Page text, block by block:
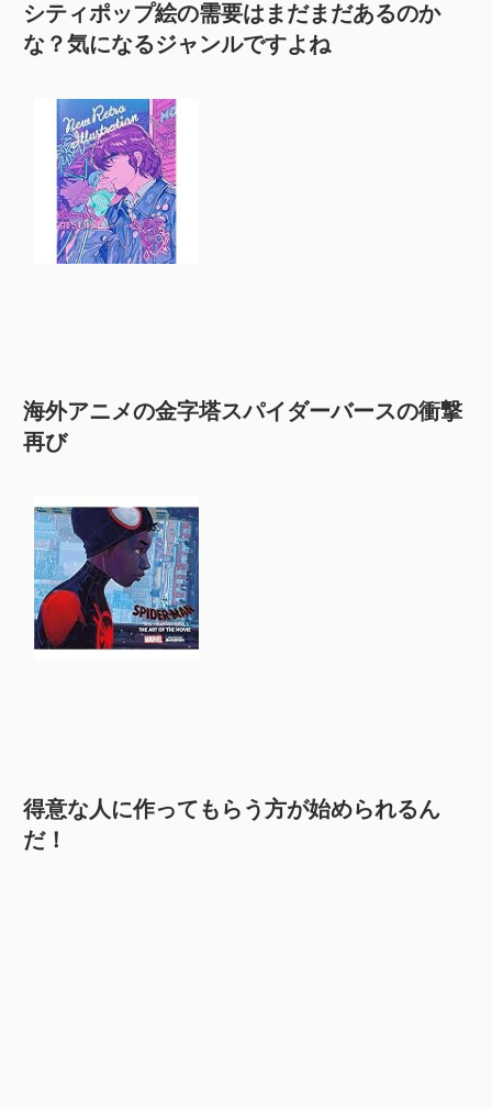
シティポップ絵の需要はまだまだあるのか
な？気になるジャンルですよね
海外アニメの金字塔スパイダーバースの衝撃
再び
得意な人に作ってもらう方が始められるん
だ！